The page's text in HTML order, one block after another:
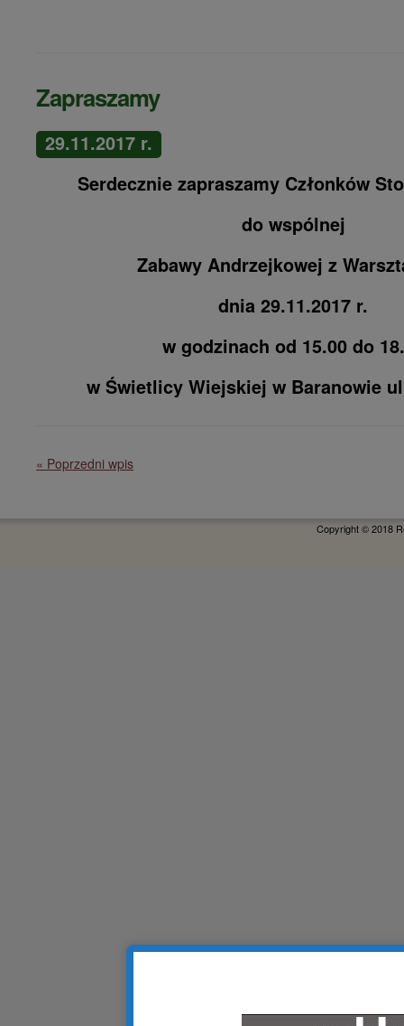
Zapraszamy
29.11.2017 r.
Serdecznie zapraszamy Członków
do wspólnej
Zabawy Andrzejkowej z
dnia 29.11.2017 r.
w godzinach od 15.00 do
w Świetlicy Wiejskiej w Baranowie
« Poprzedni wpis
Copyright © 2018